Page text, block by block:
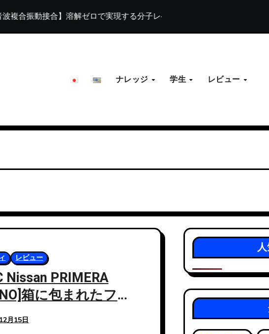
合振動接合】溶解ゼロで実現する分子レベルの結合。LINK-USが示す次世
ナレッジ 学生 レビュー
レビュー
Nissan PRIMERA
箱に包まれたフォ
カー
月15日